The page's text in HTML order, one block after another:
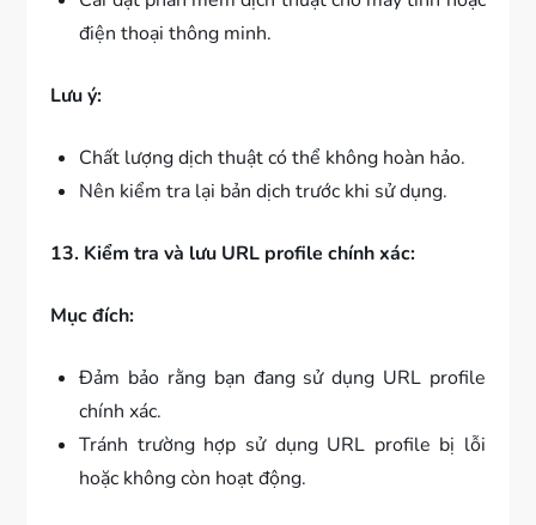
điện thoại thông minh.
Lưu ý:
Chất lượng dịch thuật có thể không hoàn hảo.
Nên kiểm tra lại bản dịch trước khi sử dụng.
13. Kiểm tra và lưu URL profile chính xác:
Mục đích:
Đảm bảo rằng bạn đang sử dụng URL profile
chính xác.
Tránh trường hợp sử dụng URL profile bị lỗi
hoặc không còn hoạt động.